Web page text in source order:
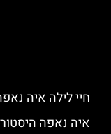
חיי לילה איה
איה נאפה